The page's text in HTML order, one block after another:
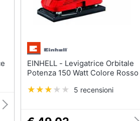
EINHELL - Levigatrice Orbitale
Potenza 150 Watt Colore Rosso
5 recensioni